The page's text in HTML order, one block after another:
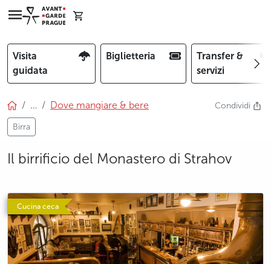
Visita
guidata
Biglietteria
Transfer &
servizi
… Dove mangiare & bere
Birra
Condividi
Il birrificio del Monastero di Strahov
Cucina ceca
photo 5
photo 6
photo 7
photo 8
photo 9
photo 10